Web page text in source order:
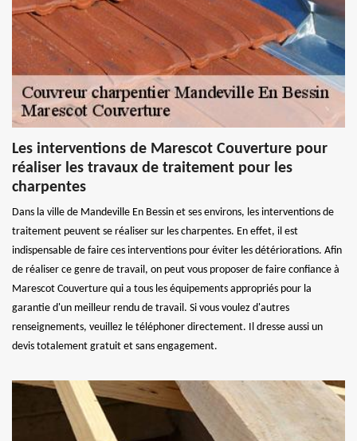
Les interventions de Marescot Couverture pour
réaliser les travaux de traitement pour les
charpentes
Dans la ville de Mandeville En Bessin et ses environs, les interventions de
traitement peuvent se réaliser sur les charpentes. En effet, il est
indispensable de faire ces interventions pour éviter les détériorations. Afin
de réaliser ce genre de travail, on peut vous proposer de faire confiance à
Marescot Couverture qui a tous les équipements appropriés pour la
garantie d'un meilleur rendu de travail. Si vous voulez d'autres
renseignements, veuillez le téléphoner directement. Il dresse aussi un
devis totalement gratuit et sans engagement.